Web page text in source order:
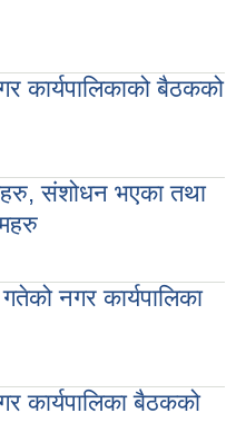
कार्यपालिकाको बैठकको
संशोधन भएका तथा
नगर कार्यपालिका
कार्यपालिका बैठकको